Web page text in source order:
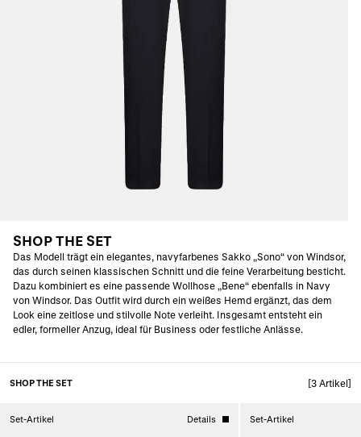
SHOP THE SET
Das Modell trägt ein elegantes, navyfarbenes Sakko „Sono“ von Windsor,
das durch seinen klassischen Schnitt und die feine Verarbeitung besticht.
Dazu kombiniert es eine passende Wollhose „Bene“ ebenfalls in Navy
von Windsor. Das Outfit wird durch ein weißes Hemd ergänzt, das dem
Look eine zeitlose und stilvolle Note verleiht. Insgesamt entsteht ein
edler, formeller Anzug, ideal für Business oder festliche Anlässe.
SHOP THE SET [3 Artikel]
Set-Artikel Details Set-Artikel